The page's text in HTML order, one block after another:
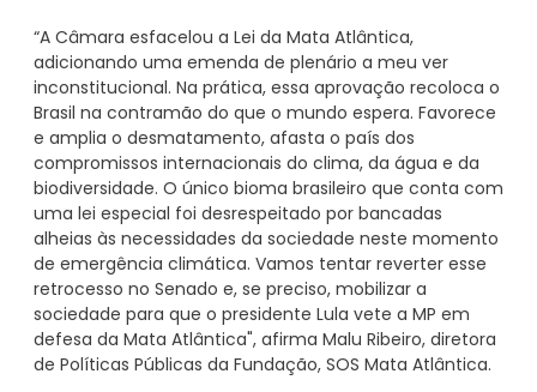
“A Câmara esfacelou a Lei da Mata Atlântica,
adicionando uma emenda de plenário a meu ver
inconstitucional. Na prática, essa aprovação recoloca o
Brasil na contramão do que o mundo espera. Favorece
e amplia o desmatamento, afasta o país dos
compromissos internacionais do clima, da água e da
biodiversidade. O único bioma brasileiro que conta com
uma lei especial foi desrespeitado por bancadas
alheias às necessidades da sociedade neste momento
de emergência climática. Vamos tentar reverter esse
retrocesso no Senado e, se preciso, mobilizar a
sociedade para que o presidente Lula vete a MP em
defesa da Mata Atlântica", afirma Malu Ribeiro, diretora
de Políticas Públicas da Fundação, SOS Mata Atlântica.